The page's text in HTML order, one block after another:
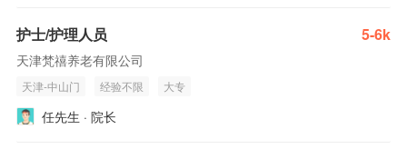
护士/护理人员 5-6k
天津梵禧养老有限公司
天津-中山门 经验不限 大专
任先生 · 院长